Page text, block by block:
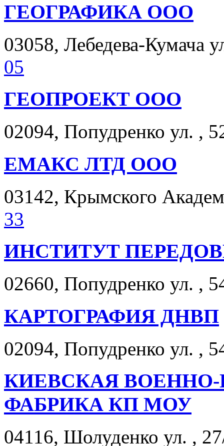
ГЕОГРАФИКА ООО
03058, Лебедева-Кумача
05
ГЕОПРОЕКТ ООО
02094, Попудренко ул. ,
ЕМАКС ЛТД ООО
03142, Крымского
33
ИНСТИТУТ
02660, Попудренко ул. ,
КАРТОГРАФИЯ ДНВП
02094, Попудренко ул. ,
КИЕВСКАЯ
ФАБРИКА КП МОУ
04116, Шолуденко ул. ,